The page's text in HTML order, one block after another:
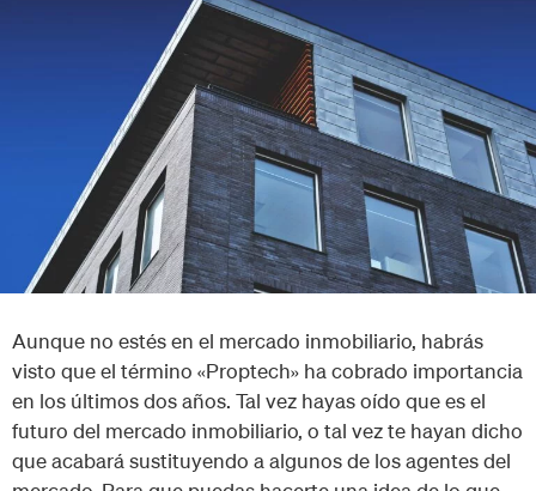
Aunque no estés en el mercado inmobiliario, habrás
visto que el término «Proptech» ha cobrado importancia
en los últimos dos años. Tal vez hayas oído que es el
futuro del mercado inmobiliario, o tal vez te hayan dicho
que acabará sustituyendo a algunos de los agentes del